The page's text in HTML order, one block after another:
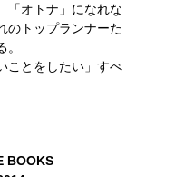
「オトナ」になれな
のトップランナーた
ことをしたい」すべ
BOOKS